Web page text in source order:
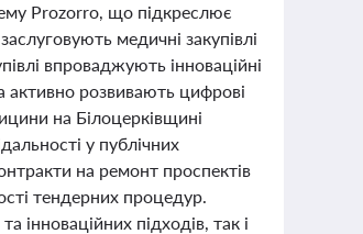
Prozorro, що підкреслює
медичні закупівлі
впроваджують інноваційні
активно розвивають цифрові
на Білоцерківщині
у публічних
на ремонт проспектів
тендерних процедур.
інноваційних підходів, так і